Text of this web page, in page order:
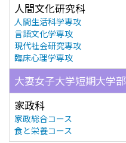
人間文化研究科
人間生活科学専攻
言語文化学専攻
現代社会研究専攻
臨床心理学専攻
大妻女子大学短期大学部
家政科
家政総合コース
食と栄養コース